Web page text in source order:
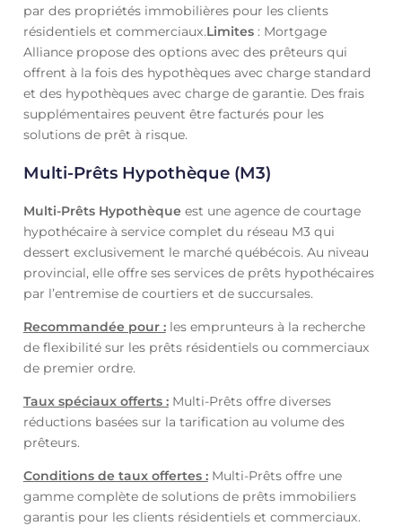
par des propriétés immobilières pour les clients
résidentiels et commerciaux.Limites: Mortgage
Alliance propose des options avec des prêteurs qui
offrent à la fois des hypothèques avec charge standard
et des hypothèques avec charge de garantie. Des frais
supplémentaires peuvent être facturés pour les
solutions de prêt à risque.
Multi-Prêts Hypothèque (M3)
Multi-Prêts Hypothèque est une agence de courtage
hypothécaire à service complet du réseau M3 qui
dessert exclusivement le marché québécois. Au niveau
provincial, elle offre ses services de prêts hypothécaires
par l’entremise de courtiers et de succursales.
Recommandée pour :les emprunteurs à la recherche
de flexibilité sur les prêts résidentiels ou commerciaux
de premier ordre.
Taux spéciaux offerts :Multi-Prêts offre diverses
réductions basées sur la tarification au volume des
prêteurs.
Conditions de taux offertes :Multi-Prêts offre une
gamme complète de solutions de prêts immobiliers
garantis pour les clients résidentiels et commerciaux.